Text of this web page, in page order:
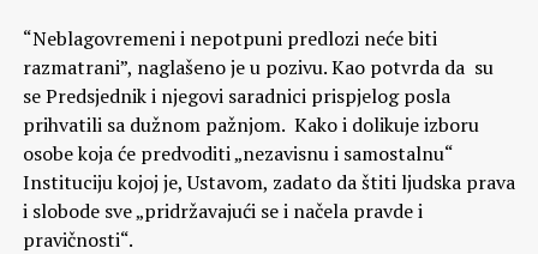
“Neblagovremeni i nepotpuni predlozi neće biti
razmatrani”, naglašeno je u pozivu. Kao potvrda da su
se Predsjednik i njegovi saradnici prispjelog posla
prihvatili sa dužnom pažnjom. Kako i dolikuje izboru
osobe koja će predvoditi „nezavisnu i samostalnu“
Instituciju kojoj je, Ustavom, zadato da štiti ljudska prava
i slobode sve „pridržavajući se i načela pravde i
pravičnosti“.